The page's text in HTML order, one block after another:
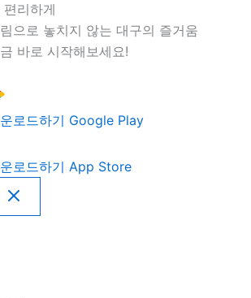
편리하게
으로 놓치지 않는 대구의 즐거움
바로 시작해보세요!
로드하기 Google Play
로드하기 App Store